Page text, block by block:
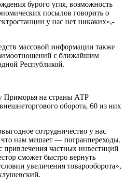
бурого угля, возможность
посылов говорить о
у нас нет никаких»,-
массовой информации также
с ближайшим
Республикой.
Приморья на страны АТР
оборота, 60 из них
сотрудничество у нас
нам мешает — погранпереходы.
частных инвестиций
сможет быстро вернуть
увеличения товарооборота»,